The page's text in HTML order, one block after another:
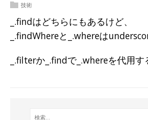
技術
_.findはどちらにもあるけど、
_.findWhereと_.whereは
_.filterか_.findで_.whereを代用す